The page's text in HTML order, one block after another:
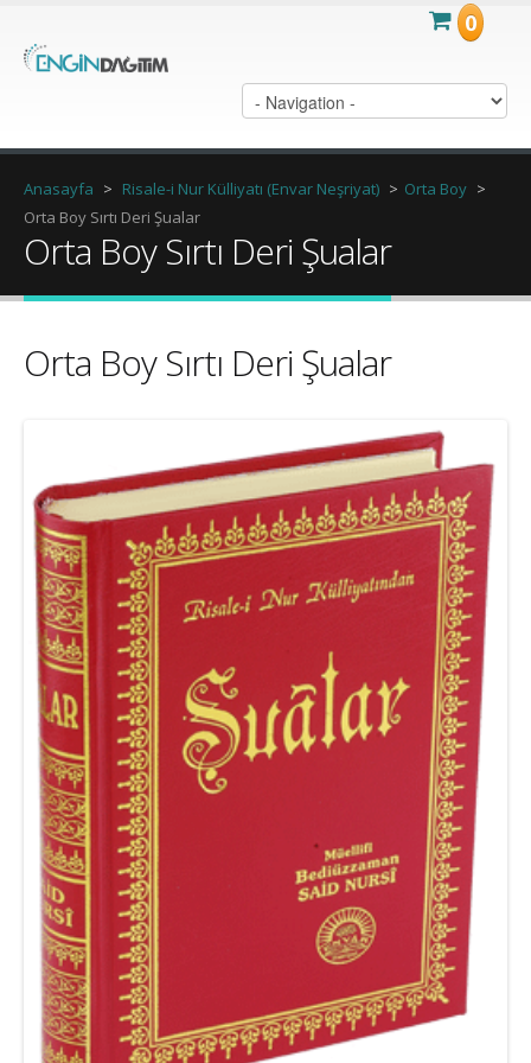
0
Anasayfa > Risale-i Nur Külliyatı (Envar Neşriyat) > Orta Boy >
Orta Boy Sırtı Deri Şualar
Orta Boy Sırtı Deri Şualar
Orta Boy Sırtı Deri Şualar